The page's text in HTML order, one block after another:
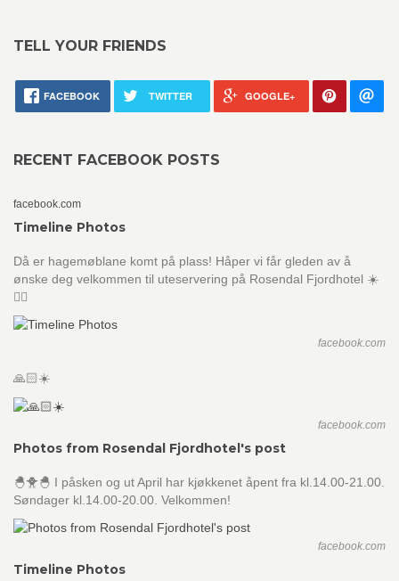
TELL YOUR FRIENDS
FACEBOOK TWITTER GOOGLE+
RECENT FACEBOOK POSTS
facebook.com
Timeline Photos
Då er hagemøblane komt på plass! Håper vi får gleden av å
ønske deg velkommen til uteservering på Rosendal Fjordhotel ☀️
👌🏻
facebook.com
🙏🏻☀️
facebook.com
Photos from Rosendal Fjordhotel's post
🐣🐥🐣 I påsken og ut April har kjøkkenet åpent fra kl.14.00-21.00.
Søndager kl.14.00-20.00. Velkommen!
facebook.com
Timeline Photos